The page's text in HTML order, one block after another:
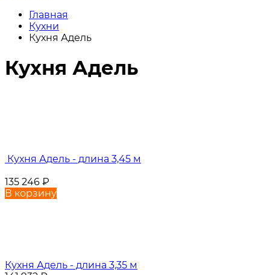
Главная
Кухни
Кухня Адель
Кухня Адель
Кухня Адель - длина 3,45 м
135 246 ₽
В корзину
Кухня Адель - длина 3,35 м